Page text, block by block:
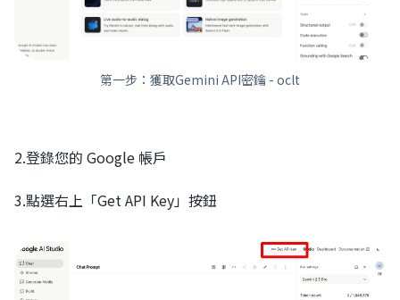
第一步：獲取Gemini API密鑰 - oclt
2.登錄您的 Google 帳戶
3.點選右上「Get API Key」按鈕